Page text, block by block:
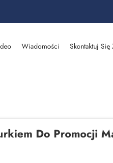
Wiadomości Skontaktuj
Do Promocji